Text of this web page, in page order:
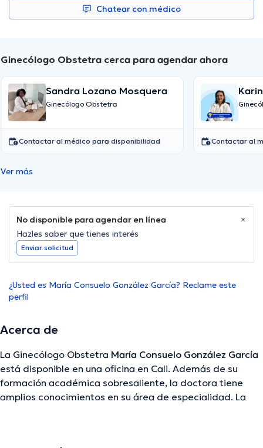
Chatear con médico
Ginecólogo Obstetra cerca para agendar ahora
Sandra Lozano Mosquera
Ginecólogo Obstetra
Contactar al médico para disponibilidad Contactar al
Ver más
No disponible para agendar en línea
Hazles saber que tienes interés
Enviar solicitud
¿Usted es María Consuelo González García? Reclame este
perfil
Acerca de
La Ginecólogo Obstetra María Consuelo González García
está disponible en una oficina en Cali. Además de su
formación académica sobresaliente, la doctora tiene
amplios conocimientos en su área de especialidad. La